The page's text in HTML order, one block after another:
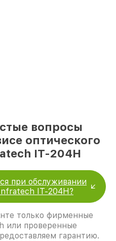
вопросы
оптического
IT-204H
при обслуживании
IT-204H?
только фирменные
или проверенные
гарантию.